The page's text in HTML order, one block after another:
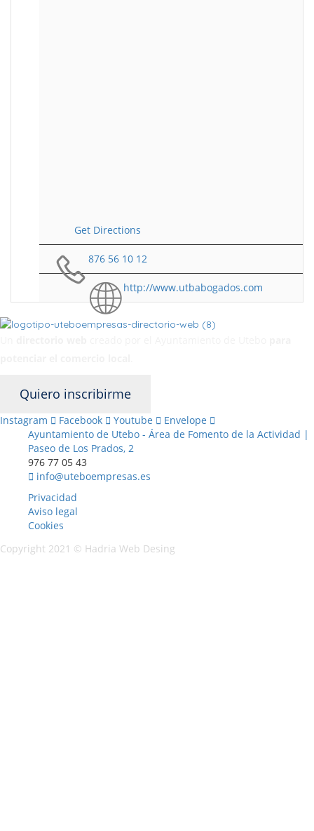
Get Directions
876 56 10 12
http://www.utbabogados.com
Quiero inscribirme
Instagram Facebook Youtube
Envelope
Ayuntamiento de Utebo - Área de Fomento de la Actividad |
Paseo de Los Prados, 2
976 77 05 43
info@uteboempresas.es
Privacidad
Aviso legal
Cookies
Copyright 2021 © Hadria Web Desing